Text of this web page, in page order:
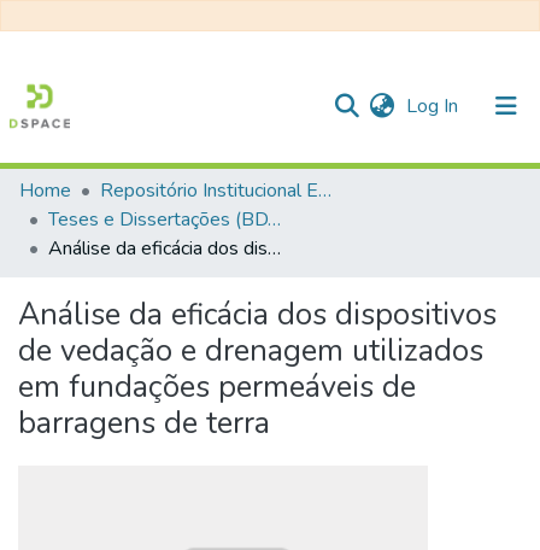
Log In (current)
Communities & Collections
All of DSpace
Statistics
Home
Repositório Institucional EESC
Teses e Dissertações (BDTD USP)
Análise da eficácia dos dispositivos de vedação e drenagem utilizados em fundações permeáveis de barragens de terra
Análise da eficácia dos dispositivos
de vedação e drenagem utilizados
em fundações permeáveis de
barragens de terra